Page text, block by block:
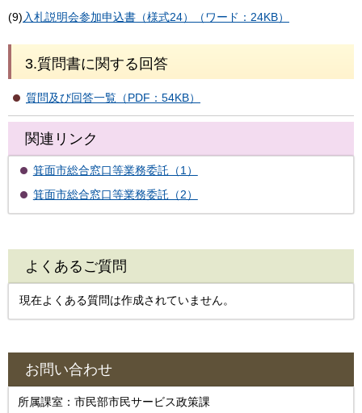
(9) 入札説明会参加申込書（様式24）（ワード：24KB）
3.質問書に関する回答
質問及び回答一覧（PDF：54KB）
関連リンク
箕面市総合窓口等業務委託（1）
箕面市総合窓口等業務委託（2）
よくあるご質問
現在よくある質問は作成されていません。
お問い合わせ
所属課室：市民部市民サービス政策課